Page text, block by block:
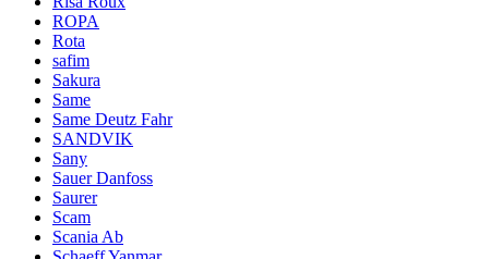
ROPA
Rota
safim
Sakura
Same
Same Deutz Fahr
SANDVIK
Sany
Sauer Danfoss
Saurer
Scam
Scania Ab